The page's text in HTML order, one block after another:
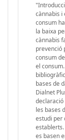
cànnabis i
consum
la baixa
cànnabis
prevenció
consum
el
bases de
Dialnet
declaració
les bases
estudi per
es basen